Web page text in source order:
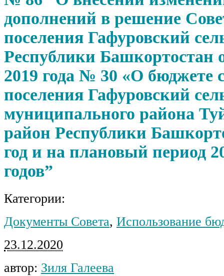
дополнений в решение
поселения Гафуровский
Республики Башкортостан
2019 года № 30 «О бюджете
поселения Гафуровский
муниципального района
район Республики
год и на плановый период
годов”
Категории:
Документы Совета, Использование
23.12.2020
автор: Зиля Галеева